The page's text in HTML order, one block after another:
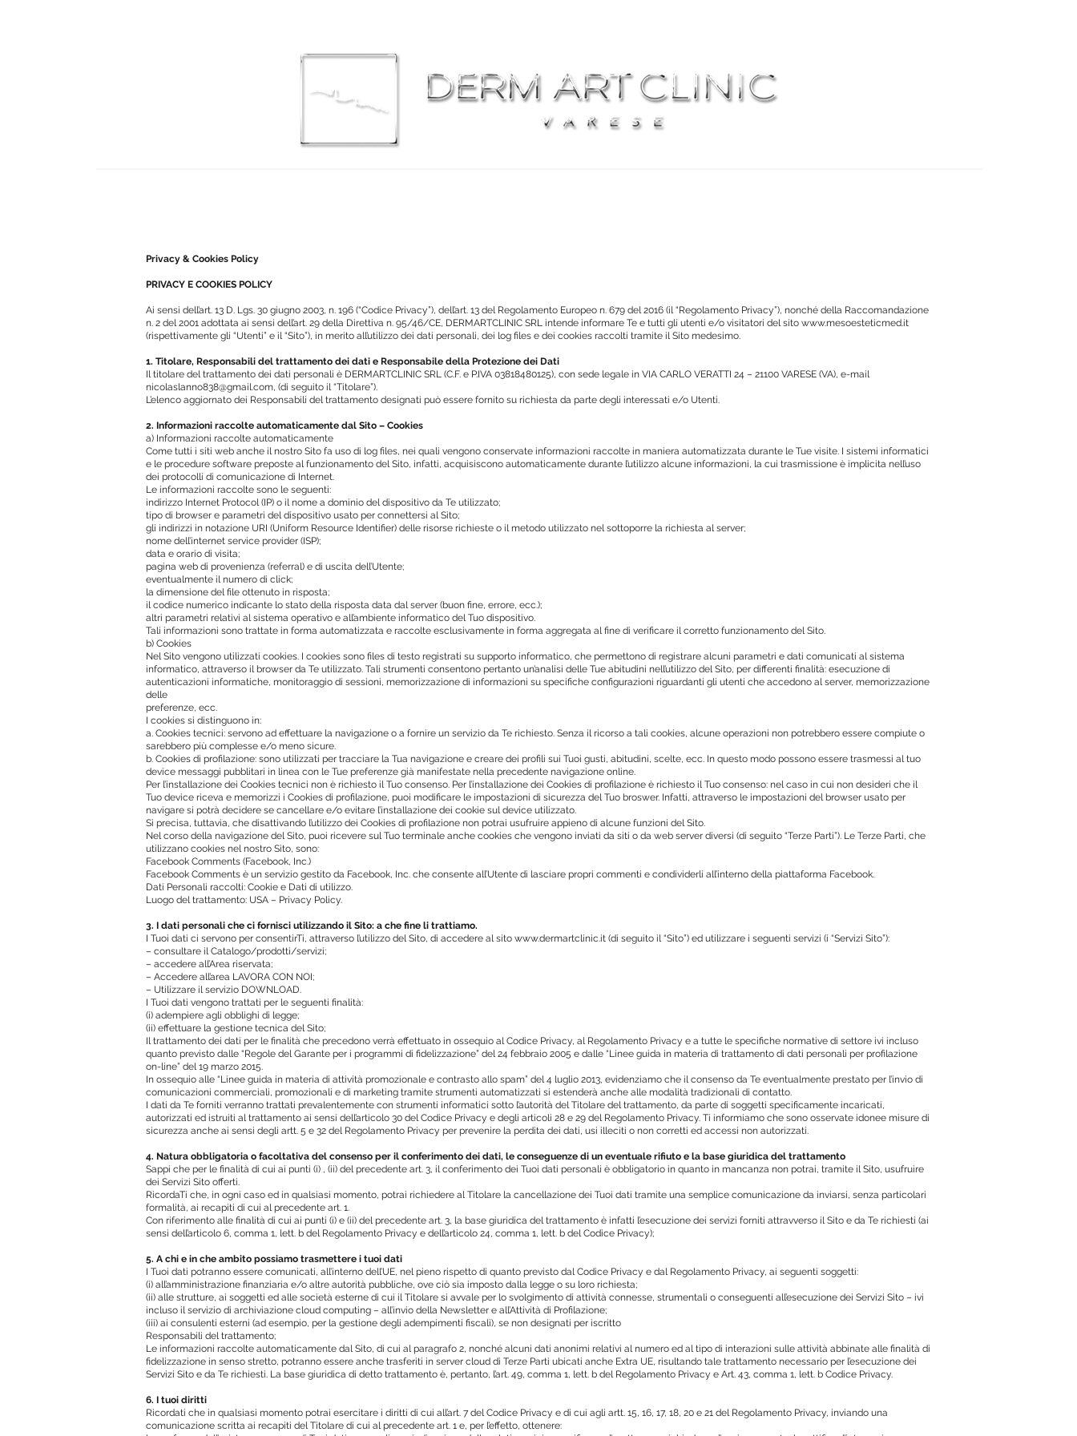
Privacy & Cookies Policy
PRIVACY E COOKIES POLICY
Ai sensi dell’art. 13 D. Lgs. 30 giugno 2003, n. 196 (“Codice Privacy”), dell’art. 13 del Regolamento Europeo n. 679 del 2016 (il “Regolamento Privacy”), nonché della Raccomandazione
n. 2 del 2001 adottata ai sensi dell’art. 29 della Direttiva n. 95/46/CE, DERMARTCLINIC SRL intende informare Te e tutti gli utenti e/o visitatori del sito www.mesoesteticmed.it
(rispettivamente gli “Utenti” e il “Sito”), in merito all’utilizzo dei dati personali, dei log files e dei cookies raccolti tramite il Sito medesimo.
1. Titolare, Responsabili del trattamento dei dati e Responsabile della Protezione dei Dati
Il titolare del trattamento dei dati personali è DERMARTCLINIC SRL (C.F. e P.IVA 03818480125), con sede legale in VIA CARLO VERATTI 24 – 21100 VARESE (VA), e-mail
nicolaslanno838@gmail.com, (di seguito il “Titolare”).
L’elenco aggiornato dei Responsabili del trattamento designati può essere fornito su richiesta da parte degli interessati e/o Utenti.
2. Informazioni raccolte automaticamente dal Sito – Cookies
a) Informazioni raccolte automaticamente
Come tutti i siti web anche il nostro Sito fa uso di log files, nei quali vengono conservate informazioni raccolte in maniera automatizzata durante le Tue visite. I sistemi informatici
e le procedure software preposte al funzionamento del Sito, infatti, acquisiscono automaticamente durante l’utilizzo alcune informazioni, la cui trasmissione è implicita nell’uso
dei protocolli di comunicazione di Internet.
Le informazioni raccolte sono le seguenti:
indirizzo Internet Protocol (IP) o il nome a dominio del dispositivo da Te utilizzato;
tipo di browser e parametri del dispositivo usato per connettersi al Sito;
gli indirizzi in notazione URI (Uniform Resource Identifier) delle risorse richieste o il metodo utilizzato nel sottoporre la richiesta al server;
nome dell’internet service provider (ISP);
data e orario di visita;
pagina web di provenienza (referral) e di uscita dell’Utente;
eventualmente il numero di click;
la dimensione del file ottenuto in risposta;
il codice numerico indicante lo stato della risposta data dal server (buon fine, errore, ecc.);
altri parametri relativi al sistema operativo e all’ambiente informatico del Tuo dispositivo.
Tali informazioni sono trattate in forma automatizzata e raccolte esclusivamente in forma aggregata al fine di verificare il corretto funzionamento del Sito.
b) Cookies
Nel Sito vengono utilizzati cookies. I cookies sono files di testo registrati su supporto informatico, che permettono di registrare alcuni parametri e dati comunicati al sistema
informatico, attraverso il browser da Te utilizzato. Tali strumenti consentono pertanto un’analisi delle Tue abitudini nell’utilizzo del Sito, per differenti finalità: esecuzione di
autenticazioni informatiche, monitoraggio di sessioni, memorizzazione di informazioni su specifiche configurazioni riguardanti gli utenti che accedono al server, memorizzazione
delle
preferenze, ecc.
I cookies si distinguono in:
a. Cookies tecnici: servono ad effettuare la navigazione o a fornire un servizio da Te richiesto. Senza il ricorso a tali cookies, alcune operazioni non potrebbero essere compiute o
sarebbero più complesse e/o meno sicure.
b. Cookies di profilazione: sono utilizzati per tracciare la Tua navigazione e creare dei profili sui Tuoi gusti, abitudini, scelte, ecc. In questo modo possono essere trasmessi al tuo
device messaggi pubblitari in linea con le Tue preferenze già manifestate nella precedente navigazione online.
Per l’installazione dei Cookies tecnici non è richiesto il Tuo consenso. Per l’installazione dei Cookies di profilazione è richiesto il Tuo consenso: nel caso in cui non desideri che il
Tuo device riceva e memorizzi i Cookies di profilazione, puoi modificare le impostazioni di sicurezza del Tuo broswer. Infatti, attraverso le impostazioni del browser usato per
navigare si potrà decidere se cancellare e/o evitare l’installazione dei cookie sul device utilizzato.
Si precisa, tuttavia, che disattivando l’utilizzo dei Cookies di profilazione non potrai usufruire appieno di alcune funzioni del Sito.
Nel corso della navigazione del Sito, puoi ricevere sul Tuo terminale anche cookies che vengono inviati da siti o da web server diversi (di seguito “Terze Parti”). Le Terze Parti, che
utilizzano cookies nel nostro Sito, sono:
Facebook Comments (Facebook, Inc.)
Facebook Comments è un servizio gestito da Facebook, Inc. che consente all’Utente di lasciare propri commenti e condividerli all’interno della piattaforma Facebook.
Dati Personali raccolti: Cookie e Dati di utilizzo.
Luogo del trattamento: USA – Privacy Policy.
3. I dati personali che ci fornisci utilizzando il Sito: a che fine li trattiamo.
I Tuoi dati ci servono per consentirTi, attraverso l’utilizzo del Sito, di accedere al sito www.dermartclinic.it (di seguito il “Sito”) ed utilizzare i seguenti servizi (i “Servizi Sito”):
– consultare il Catalogo/prodotti/servizi;
– accedere all’Area riservata;
– Accedere all’area LAVORA CON NOI;
– Utilizzare il servizio DOWNLOAD.
I Tuoi dati vengono trattati per le seguenti finalità:
(i) adempiere agli obblighi di legge;
(ii) effettuare la gestione tecnica del Sito;
Il trattamento dei dati per le finalità che precedono verrà effettuato in ossequio al Codice Privacy, al Regolamento Privacy e a tutte le specifiche normative di settore ivi incluso
quanto previsto dalle “Regole del Garante per i programmi di fidelizzazione” del 24 febbraio 2005 e dalle “Linee guida in materia di trattamento di dati personali per profilazione
on-line” del 19 marzo 2015.
In ossequio alle “Linee guida in materia di attività promozionale e contrasto allo spam” del 4 luglio 2013, evidenziamo che il consenso da Te eventualmente prestato per l’invio di
comunicazioni commerciali, promozionali e di marketing tramite strumenti automatizzati si estenderà anche alle modalità tradizionali di contatto.
I dati da Te forniti verranno trattati prevalentemente con strumenti informatici sotto l’autorità del Titolare del trattamento, da parte di soggetti specificamente incaricati,
autorizzati ed istruiti al trattamento ai sensi dell’articolo 30 del Codice Privacy e degli articoli 28 e 29 del Regolamento Privacy. Ti informiamo che sono osservate idonee misure di
sicurezza anche ai sensi degli artt. 5 e 32 del Regolamento Privacy per prevenire la perdita dei dati, usi illeciti o non corretti ed accessi non autorizzati.
4. Natura obbligatoria o facoltativa del consenso per il conferimento dei dati, le conseguenze di un eventuale rifiuto e la base giuridica del trattamento
Sappi che per le finalità di cui ai punti (i) , (ii) del precedente art. 3, il conferimento dei Tuoi dati personali è obbligatorio in quanto in mancanza non potrai, tramite il Sito, usufruire
dei Servizi Sito offerti.
RicordaTi che, in ogni caso ed in qualsiasi momento, potrai richiedere al Titolare la cancellazione dei Tuoi dati tramite una semplice comunicazione da inviarsi, senza particolari
formalità, ai recapiti di cui al precedente art. 1.
Con riferimento alle finalità di cui ai punti (i) e (ii) del precedente art. 3, la base giuridica del trattamento è infatti l’esecuzione dei servizi forniti attravverso il Sito e da Te richiesti (ai
sensi dell’articolo 6, comma 1, lett. b del Regolamento Privacy e dell’articolo 24, comma 1, lett. b del Codice Privacy);
5. A chi e in che ambito possiamo trasmettere i tuoi dati
I Tuoi dati potranno essere comunicati, all’interno dell’UE, nel pieno rispetto di quanto previsto dal Codice Privacy e dal Regolamento Privacy, ai seguenti soggetti:
(i) all’amministrazione finanziaria e/o altre autorità pubbliche, ove ciò sia imposto dalla legge o su loro richiesta;
(ii) alle strutture, ai soggetti ed alle società esterne di cui il Titolare si avvale per lo svolgimento di attività connesse, strumentali o conseguenti all’esecuzione dei Servizi Sito – ivi
incluso il servizio di archiviazione cloud computing – all’invio della Newsletter e all’Attività di Profilazione;
(iii) ai consulenti esterni (ad esempio, per la gestione degli adempimenti fiscali), se non designati per iscritto
Responsabili del trattamento;
Le informazioni raccolte automaticamente dal Sito, di cui al paragrafo 2, nonché alcuni dati anonimi relativi al numero ed al tipo di interazioni sulle attività abbinate alle finalità di
fidelizzazione in senso stretto, potranno essere anche trasferiti in server cloud di Terze Parti ubicati anche Extra UE, risultando tale trattamento necessario per l’esecuzione dei
Servizi Sito e da Te richiesti. La base giuridica di detto trattamento è, pertanto, l’art. 49, comma 1, lett. b del Regolamento Privacy e Art. 43, comma 1, lett. b Codice Privacy.
6. I tuoi diritti
Ricordati che in qualsiasi momento potrai esercitare i diritti di cui all’art. 7 del Codice Privacy e di cui agli artt. 15, 16, 17, 18, 20 e 21 del Regolamento Privacy, inviando una
comunicazione scritta ai recapiti del Titolare di cui al precedente art. 1 e, per l’effetto, ottenere: